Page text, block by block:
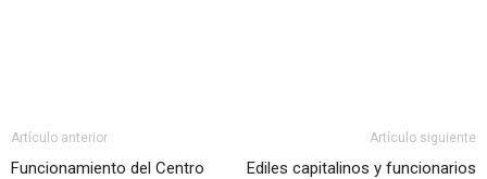
Artículo anterior
Funcionamiento del Centro
Artículo siguiente
Ediles capitalinos y funcionarios